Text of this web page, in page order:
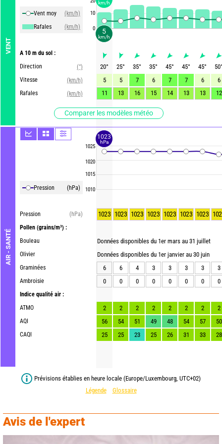
VENT
Vent moy
(km/h)
Rafales
(km/h)
A 10 m du sol :
Direction
(°)
Vitesse
(km/h)
Rafales
(km/h)
Comparer les modèles météo
AIR - SANTÉ
Pression (hPa)
Pression
(hPa)
Pollen (grains/m³) :
Bouleau
Olivier
Graminées
Ambroisie
Indice qualité air :
ATMO
AQI
CAQI
10
0
1025
1020
1015
1010
20° 25° 35° 35° 45° 45° 45° 50
5
5 7 6 7 7 6
6
11
13 16 15 14 13 13 12
1023 1023 1023 1023 1023 1023 1023
Données disponibles du 1er mars au 31 juillet
Données disponibles du 1er janvier au 30 juin
6
6 4 3 3 3 3
3
0
0 0 0 0 0 0 0
2 2 2 2 2 2 2
2
56
54 51 49 48 54 57
50
25
25 23 25 26 31 33 28
Prévisions établies en heure locale (Europe/Luxembourg, UTC+02)
Légende
Glossaire
Avis de l'expert
5
km/h
km/h
1023
hPa